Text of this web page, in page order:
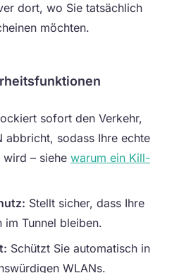
dort, wo Sie tatsächlich
möchten.
sofort den Verkehr,
abbricht, sodass Ihre echte
wird – siehe warum ein Kill-
Stellt sicher, dass Ihre
im Tunnel bleiben.
Schützt Sie automatisch in
WLANs.